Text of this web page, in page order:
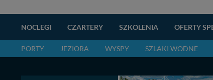
NOCLEGI CZARTERY SZKOLENIA OFERTY
PORTY JEZIORA WYSPY SZLAKI WODNE